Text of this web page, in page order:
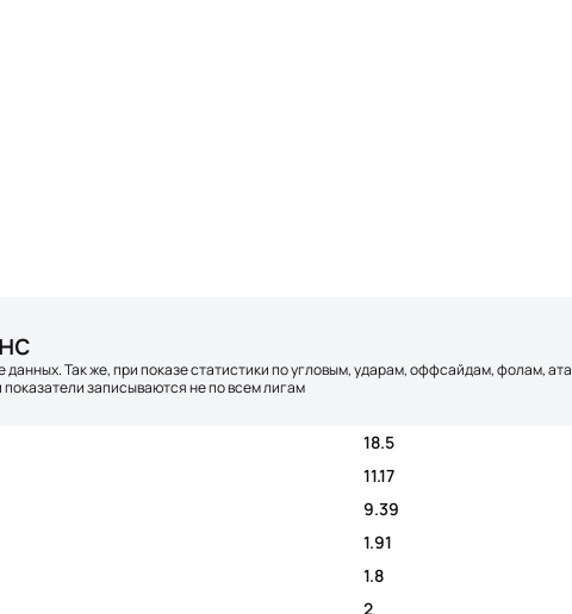
Так же, при показе статистики по угловым, ударам, оффсайдам, фолам,
записываются не по всем лигам
18.5
11.17
9.39
1.91
1.8
2